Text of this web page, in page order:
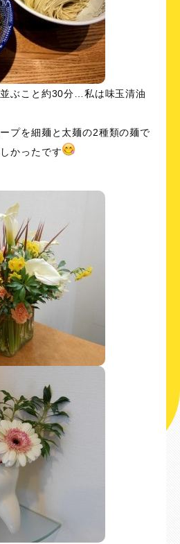
ぶこと約30分…私は味玉清油
プを細麺と太麺の2種類の麺で
かったです